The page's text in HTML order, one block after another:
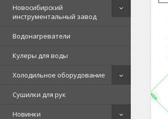
Новосибирский
инструментальный завод
Водонагреватели
Кулеры для воды
Холодильное оборудование
Сушилки для рук
Новинки